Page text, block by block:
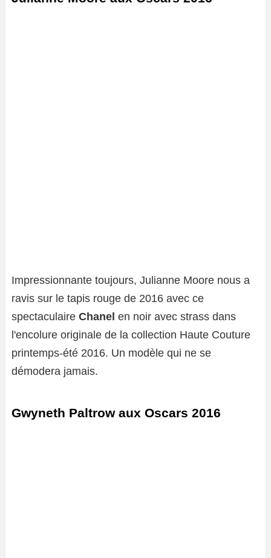
Impressionnante toujours, Julianne Moore nous a
ravis sur le tapis rouge de 2016 avec ce
spectaculaire Chanel en noir avec strass dans
l'encolure originale de la collection Haute Couture
printemps-été 2016. Un modèle qui ne se
démodera jamais.
Gwyneth Paltrow aux Oscars 2016